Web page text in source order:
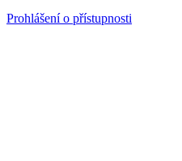
Prohlášení o přístupnosti